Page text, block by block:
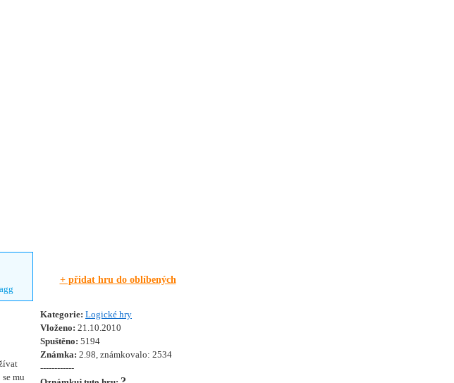
mu
+ přidat hru do oblíbených
Kategorie: Logické hry
Vloženo: 21.10.2010
Spuštěno: 5194
Známka: 2.98, známkovalo: 2534
------------